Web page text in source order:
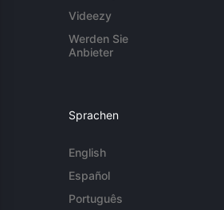
Videezy
Werden Sie
Anbieter
Sprachen
English
Español
Português